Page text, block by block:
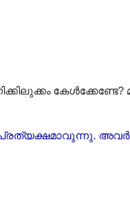
കേൾക്കേണ്ടേ?
പ്രത്യക്ഷമാവുന്നു. അവർ